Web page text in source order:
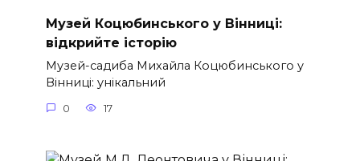
Музей Коцюбинського у Вінниці:
відкрийте історію
Музей-садиба Михайла Коцюбинського у
Вінниці: унікальний
0 17